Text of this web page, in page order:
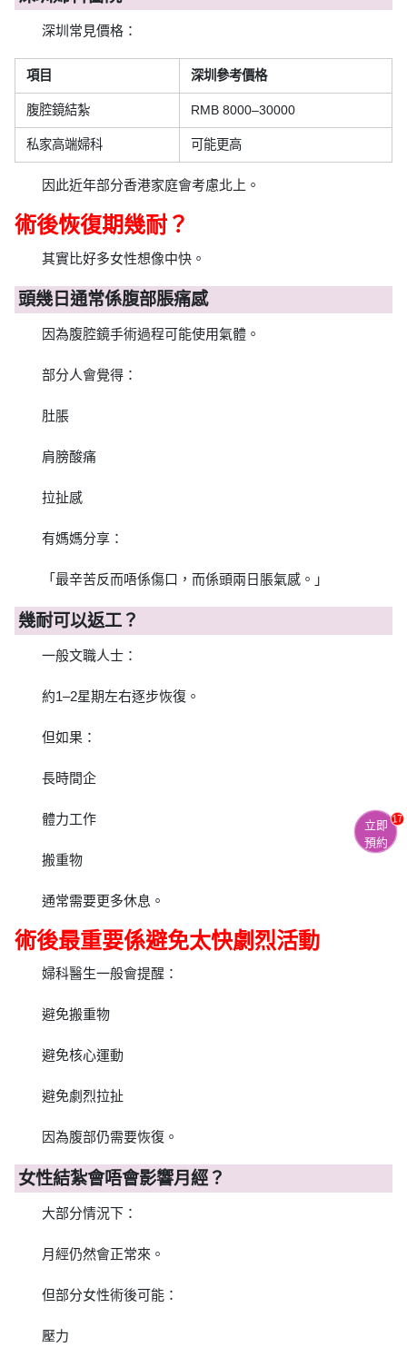
深圳常見價格：
項目 深圳參考價格
腹腔鏡結紮 RMB 8000–30000
私家高端婦科 可能更高
因此近年部分香港家庭會考慮北上。
術後恢復期幾耐？
其實比好多女性想像中快。
頭幾日通常係腹部脹痛感
因為腹腔鏡手術過程可能使用氣體。
部分人會覺得：
肚脹
肩膀酸痛
拉扯感
有媽媽分享：
「最辛苦反而唔係傷口，而係頭兩日脹氣感。」
幾耐可以返工？
一般文職人士：
約1–2星期左右逐步恢復。
但如果：
長時間企
體力工作
搬重物
通常需要更多休息。
術後最重要係避免太快劇烈活動
婦科醫生一般會提醒：
避免搬重物
避免核心運動
避免劇烈拉扯
因為腹部仍需要恢復。
女性結紮會唔會影響月經？
大部分情況下：
月經仍然會正常來。
但部分女性術後可能：
壓力
立即
預約
17